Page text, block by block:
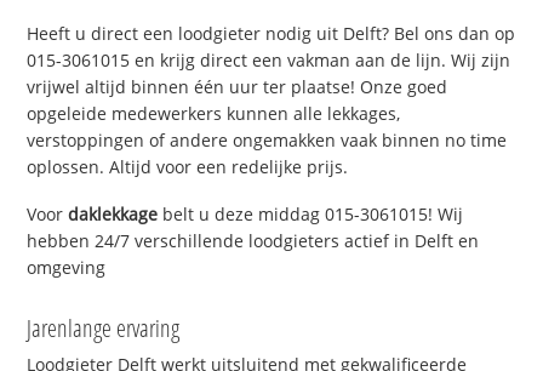
Heeft u direct een loodgieter nodig uit Delft? Bel ons dan op
015-3061015 en krijg direct een vakman aan de lijn. Wij zijn
vrijwel altijd binnen één uur ter plaatse! Onze goed
opgeleide medewerkers kunnen alle lekkages,
verstoppingen of andere ongemakken vaak binnen no time
oplossen. Altijd voor een redelijke prijs.
Voordaklekkage belt u deze middag 015-3061015! Wij
hebben 24/7 verschillende loodgieters actief in Delft en
omgeving
Jarenlange ervaring
Loodgieter Delft werkt uitsluitend met gekwalificeerde